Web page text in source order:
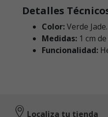
Detalles
Color:Verde Jade.
Medidas: 1 cm
Funcionalidad:
Localiza tu tienda